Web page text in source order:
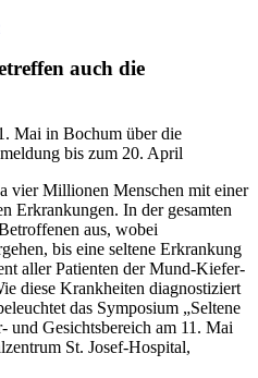
auch die
Mai in Bochum über die
bis zum 20. April
vier Millionen Menschen mit einer
Erkrankungen. In der gesamten
aus, wobei
bis eine seltene Erkrankung
aller Patienten der Mund-Kiefer-
diese Krankheiten diagnostiziert
das Symposium „Seltene
Gesichtsbereich am 11. Mai
St. Josef-Hospital,